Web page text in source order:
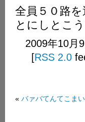
全員５０路
とにしとこう
2009年10月
[RSS 2.0
« バァバてんてこまい